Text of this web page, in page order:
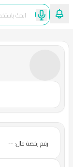
رقم رخصة فال: --